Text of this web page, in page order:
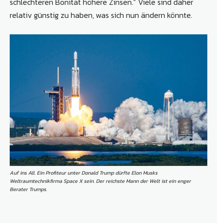
relativ günstig zu haben, was sich nun ändern könnte.
Auf ins All. Ein Profiteur unter Donald Trump dürfte Elon Musks
Weltraumtechnikfirma Space X sein. Der reichste Mann der Welt ist ein enger
Berater Trumps.